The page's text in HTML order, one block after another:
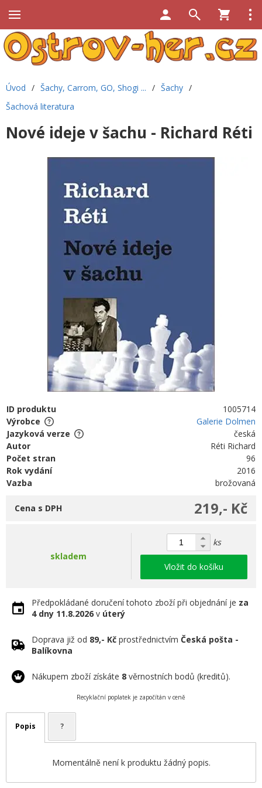
Úvod / Šachy, Carrom, GO, Shogi ... / Šachy /
Šachová literatura
Nové ideje v šachu - Richard Réti
ID produktu
1005714
Výrobce
Galerie Dolmen
Jazyková verze
česká
Autor
Réti Richard
Počet stran
96
Rok vydání
2016
Vazba
brožovaná
219,- Kč
Cena s DPH
skladem
ks
Vložit do košíku
Předpokládané doručení tohoto zboží při objednání je za
4 dny 11.8.2026 v úterý
Doprava již od 89,- Kč prostřednictvím Česká pošta -
Balíkovna
Nákupem zboží získáte 8 věrnostních bodů (kreditů).
Recyklační poplatek je započítán v ceně
Popis ?
Momentálně není k produktu žádný popis.